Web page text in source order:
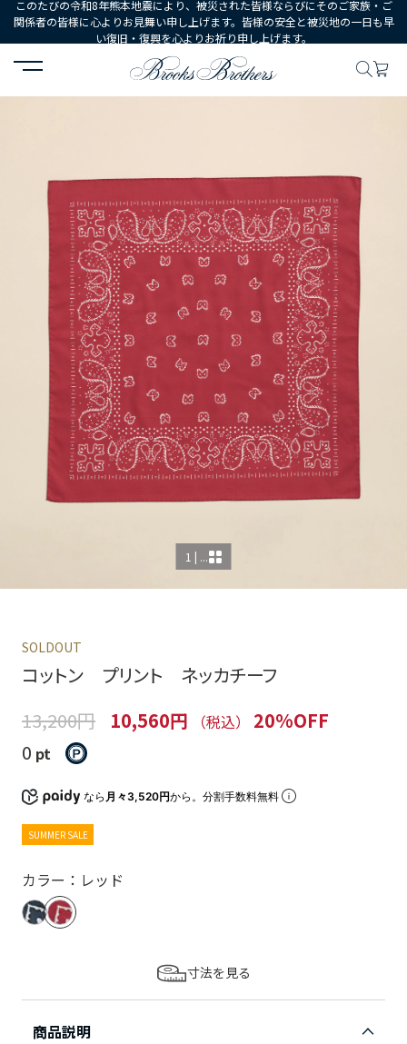
このたびの令和8年熊本地震により、被災された皆様ならびにそのご家族・ご
関係者の皆様に心よりお見舞い申し上げます。皆様の安全と被災地の一日も早
い復旧・復興を心よりお祈り申し上げます。
HOME シューズ・アクセサリー シャツ・タイアクセサリー
1 | ...
SOLDOUT
コットン プリント ネッカチーフ
13,200円
10,560円 （税込）
20%OFF
0 pt
なら 月々3,520円から。分割手数料無料
SUMMER SALE
カラー：レッド
寸法を見る
商品説明